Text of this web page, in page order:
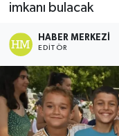
imkanı bulacak
HABER MERKEZI
EDITÖR
SPOR